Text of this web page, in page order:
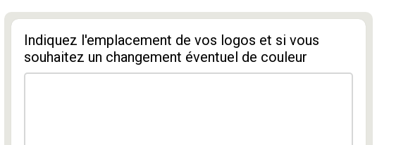
Indiquez l'emplacement de vos logos et si vous
souhaitez un changement éventuel de couleur